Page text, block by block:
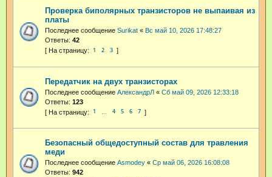
Проверка биполярных транзисторов не выпаивая из
платы
Последнее сообщение Surikat « Вс май 10, 2026 17:48:27
Ответы: 42
1 2 3
Передатчик на двух транзисторах
Последнее сообщение АлександрЛ « Сб май 09, 2026 12:33:18
Ответы: 123
1 4 5 6 7
Безопасный общедоступный состав для травления
меди
Последнее сообщение Asmodey « Ср май 06, 2026 16:08:08
Ответы: 942